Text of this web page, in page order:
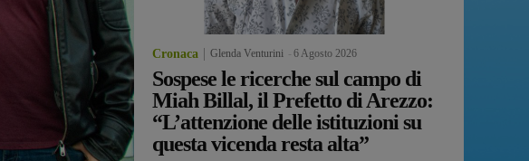
Cronaca Glenda Venturini 6 Agosto 2026
Sospese le ricerche sul campo di
Miah Billal, il Prefetto di Arezzo:
“L’attenzione delle istituzioni su
questa vicenda resta alta”